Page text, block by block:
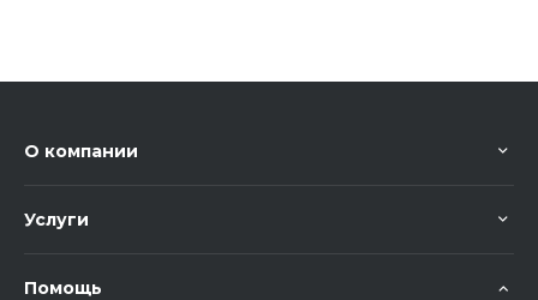
О компании
Услуги
Помощь